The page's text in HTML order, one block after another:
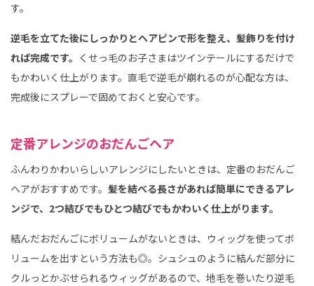
す。
逆毛を立てた後にしっかりとヘアピンで形を整え、髪飾りを付け
れば完成です。 くせっ毛のお子さまはツインテールにするだけで
もかわいく仕上がります。直毛で逆毛が崩れるのが心配な方は、
完成後にスプレーで固めておくと安心です。
定番アレンジのおだんごヘア
ふんわりかわいらしいアレンジにしたいときは、定番のおだんご
ヘアがおすすめです。 髪を結べる長さがあれば簡単にできるアレ
ンジで、2つ結びでもひとつ結びでもかわいく仕上がります。
結んだおだんごにボリュームがないときは、ウィッグを使ってボ
リュームを出すという方法も◎。シュシュのように結んだ部分に
クルっとかぶせられるウィッグがあるので、地毛を巻いたり逆毛